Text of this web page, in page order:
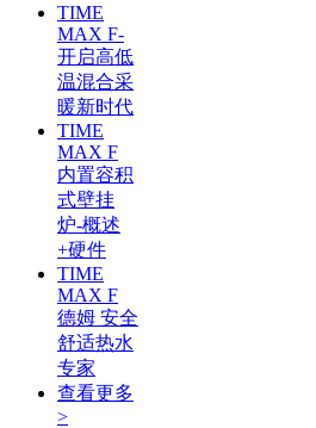
TIME
MAX F-
开启高低
温混合采
暖新时代
TIME
MAX F
内置容积
式壁挂
炉-概述
+硬件
TIME
MAX F
德姆 安全
舒适热水
专家
查看更多
>